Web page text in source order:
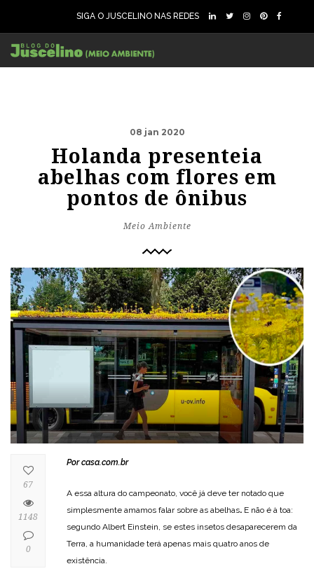
SIGA O JUSCELINO NAS REDES
08 jan 2020
Holanda presenteia
abelhas com flores em
pontos de ônibus
Meio Ambiente
Porcasa.com.br
A essa altura do campeonato, você já deve ter notado que
simplesmente amamos falar sobre as abelhas. E não é à toa:
segundo Albert Einstein, se estes insetos desaparecerem da
Terra, a humanidade terá apenas mais quatro anos de
existência.
67
1148
0